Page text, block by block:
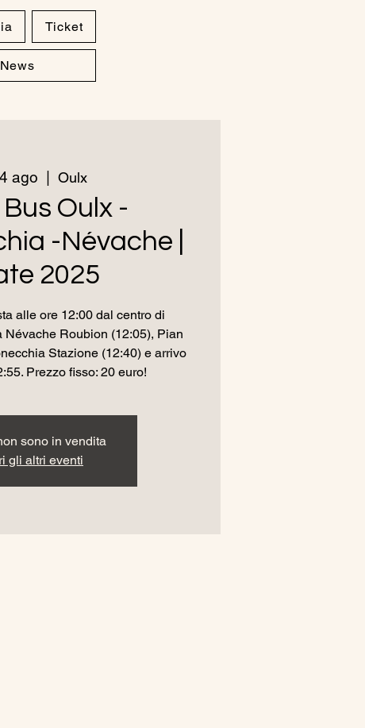
Ticket
News
ago Oulx
Oulx -
-Névache |
2025
alle ore 12:00 dal centro di
Névache Roubion (12:05), Pian
Stazione (12:40) e arrivo
Prezzo fisso: 20 euro!
sono in vendita
gli altri eventi